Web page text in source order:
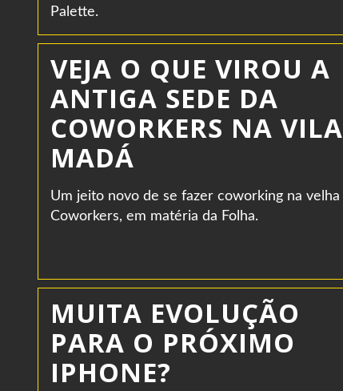
Palette.
VEJA O QUE VIROU A
ANTIGA SEDE DA
COWORKERS NA VILA
MADÁ
Um jeito novo de se fazer coworking na velha
Coworkers, em matéria da Folha.
MUITA EVOLUÇÃO
PARA O PRÓXIMO
IPHONE?